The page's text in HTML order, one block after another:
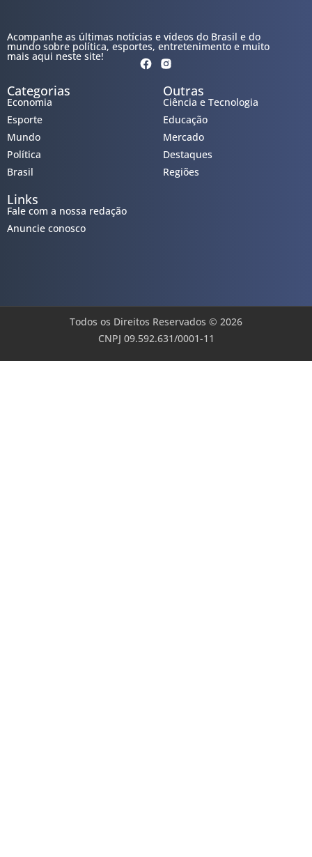
Acompanhe as últimas notícias e vídeos do Brasil e do
mundo sobre política, esportes, entretenimento e muito
mais aqui neste site!
Categorias
Economia
Esporte
Mundo
Política
Brasil
Outras
Ciência e Tecnologia
Educação
Mercado
Destaques
Regiões
Links
Fale com a nossa redação
Anuncie conosco
Todos os Direitos Reservados © 2026
CNPJ 09.592.631/0001-11